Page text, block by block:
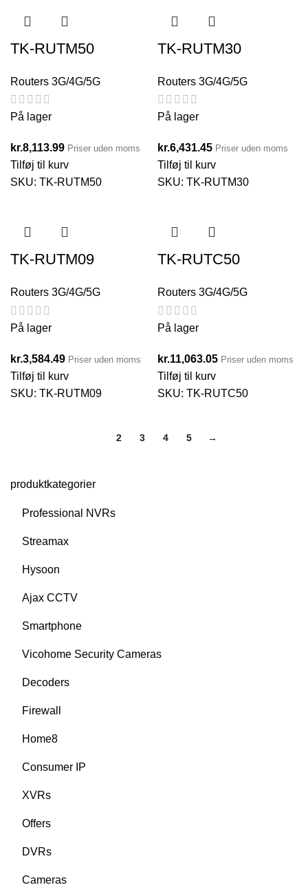
produktkategorier
Professional NVRs
Streamax
Hysoon
Ajax CCTV
Smartphone
Vicohome Security Cameras
Decoders
Firewall
Home8
Consumer IP
XVRs
Offers
DVRs
Cameras
TK-RUTM50
Routers 3G/4G/5G
På lager
kr.8,113.99 Priser uden moms
Tilføj til kurv
SKU: TK-RUTM50
TK-RUTM30
Routers 3G/4G/5G
På lager
kr.6,431.45 Priser uden moms
Tilføj til kurv
SKU: TK-RUTM30
TK-RUTM09
Routers 3G/4G/5G
På lager
kr.3,584.49 Priser uden moms
Tilføj til kurv
SKU: TK-RUTM09
TK-RUTC50
Routers 3G/4G/5G
På lager
kr.11,063.05 Priser uden moms
Tilføj til kurv
SKU: TK-RUTC50
2 3 4 5 →